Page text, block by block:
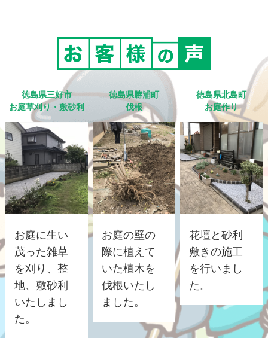
徳島県三好市
お庭草刈り・敷砂利
お庭に生い
茂った雑草
を刈り、整
地、敷砂利
いたしまし
た。
徳島県勝浦町
伐根
お庭の壁の
際に植えて
いた植木を
伐根いたし
ました。
徳島県北島町
お庭作り
花壇と砂利
敷きの施工
を行いまし
た。